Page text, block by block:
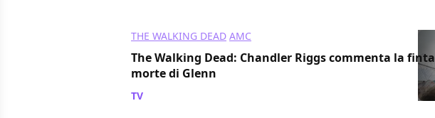
THE WALKING DEAD AMC
The Walking Dead: Chandler Riggs commenta la finta
morte di Glenn
TV